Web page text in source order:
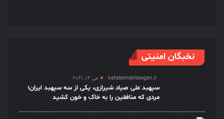
نخبگان امنیتی
ketabenokhbegan.ir می 12, 2021
سپهبد علی صیاد شیرازی، یکی از سه سپهبد ایران؛
مردی که منافقین را به خاک و خون کشید